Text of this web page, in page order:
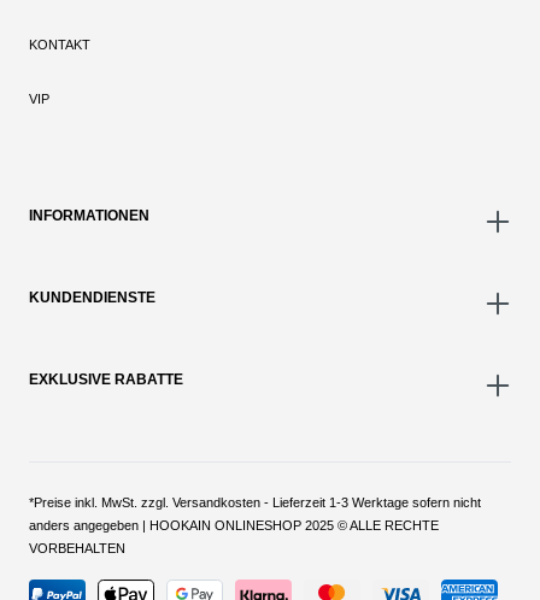
KONTAKT
VIP
INFORMATIONEN
KUNDENDIENSTE
EXKLUSIVE RABATTE
*Preise inkl. MwSt. zzgl. Versandkosten - Lieferzeit 1-3 Werktage sofern nicht
anders angegeben | HOOKAIN ONLINESHOP 2025 © ALLE RECHTE
VORBEHALTEN